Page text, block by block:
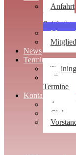
Anfahrt
|
News
Termine
alle
Termine
Kontakt